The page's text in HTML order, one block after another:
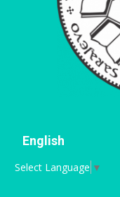
English
Select Language ▼